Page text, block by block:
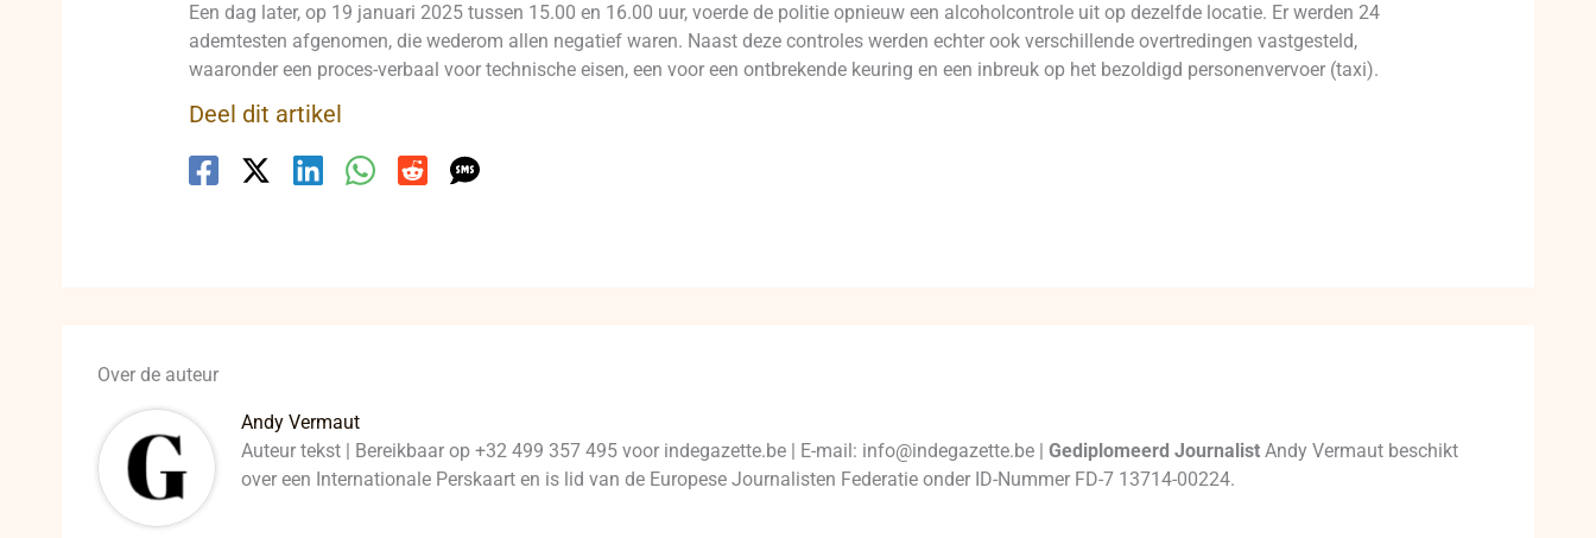
Een dag later, op 19 januari 2025 tussen 15.00 en 16.00 uur, voerde de politie opnieuw een alcoholcontrole uit op dezelfde locatie. Er werden 24
ademtesten afgenomen, die wederom allen negatief waren. Naast deze controles werden echter ook verschillende overtredingen vastgesteld,
waaronder een proces-verbaal voor technische eisen, een voor een ontbrekende keuring en een inbreuk op het bezoldigd personenvervoer (taxi).
Deel dit artikel
Over de auteur
Andy Vermaut
Auteur tekst | Bereikbaar op +32 499 357 495 voor indegazette.be | E-mail: info@indegazette.be |Gediplomeerd Journalist Andy Vermaut beschikt
over een Internationale Perskaart en is lid van de Europese Journalisten Federatie onder ID-Nummer FD-7 13714-00224.